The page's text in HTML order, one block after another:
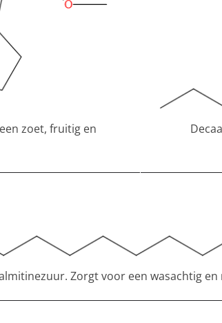
zoet, fruitig en
Zorgt voor een wasachtig